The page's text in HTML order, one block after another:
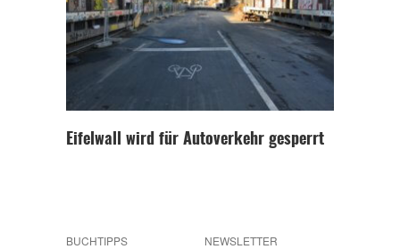
Eifelwall wird für Autoverkehr gesperrt
BUCHTIPPS NEWSLETTER